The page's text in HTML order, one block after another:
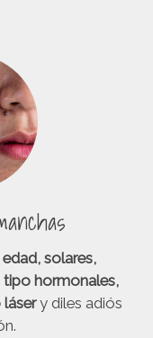
solares,
hormonales,
y diles adiós